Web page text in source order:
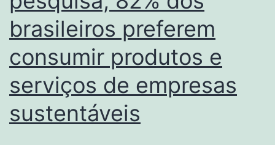
brasileiros preferem
consumir produtos e
serviços de empresas
sustentáveis